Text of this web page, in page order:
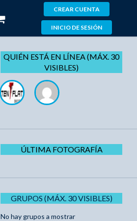
CREAR CUENTA
INICIO DE SESIÓN
QUIÉN ESTÁ EN LÍNEA (MÁX. 30
VISIBLES)
ÚLTIMA FOTOGRAFÍA
GRUPOS (MÁX. 30 VISIBLES)
No hay grupos a mostrar